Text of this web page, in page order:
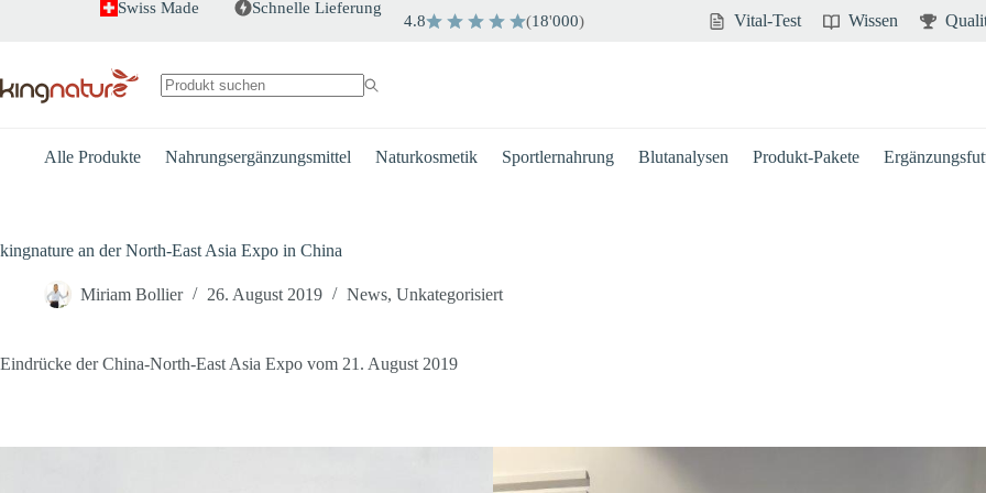
Swiss Made Schnelle Lieferung
4.8 (18'000) Vital-Test Wissen
Alle Produkte Nahrungsergänzungsmittel Naturkosmetik Sportlernahrung Blutanalysen Produkt-Pakete
kingnature an der North-East Asia Expo in China
Miriam Bollier 26. August 2019 News, Unkategorisiert
Eindrücke der China-North-East Asia Expo vom 21. August 2019